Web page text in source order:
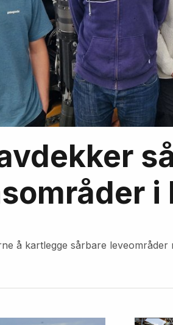
i
å kartlegge sårbare leveområder